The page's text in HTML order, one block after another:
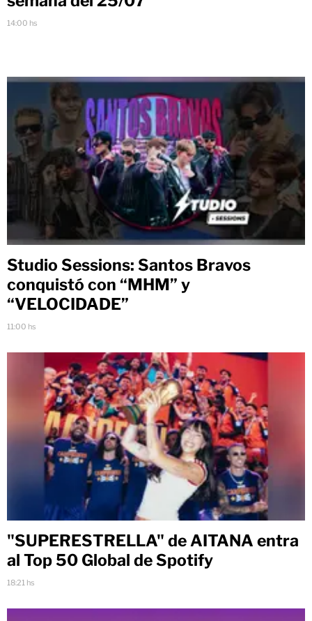
14:00 hs
Studio Sessions: Santos Bravos
conquistó con “MHM” y
“VELOCIDADE”
11:00 hs
"SUPERESTRELLA" de AITANA entra
al Top 50 Global de Spotify
18:21 hs